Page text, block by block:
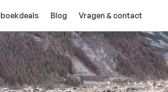
Blog Vragen & contact